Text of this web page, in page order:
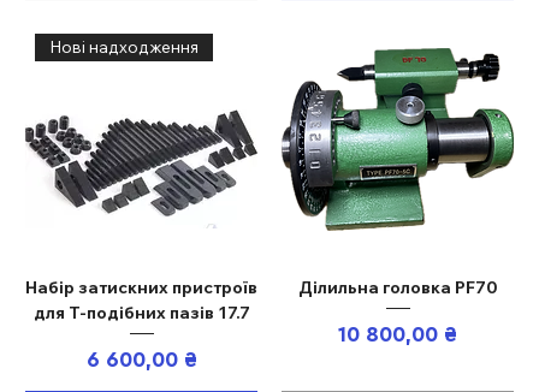
Нові надходження
Набір затискних пристроїв
для Т-подібних пазів 17.7
Ціна
6 600,00 ₴
Ділильна головка PF70
Ціна
10 800,00 ₴